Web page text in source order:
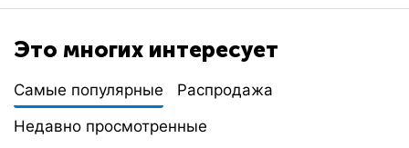
Это многих интересует
Самые популярные
Распродажа
Недавно просмотренные